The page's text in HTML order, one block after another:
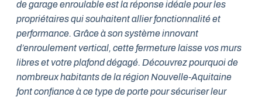
de garage enroulable est la réponse idéale pour les
propriétaires qui souhaitent allier fonctionnalité et
performance. Grâce à son système innovant
d’enroulement vertical, cette fermeture laisse vos murs
libres et votre plafond dégagé. Découvrez pourquoi de
nombreux habitants de la région Nouvelle-Aquitaine
font confiance à ce type de porte pour sécuriser leur